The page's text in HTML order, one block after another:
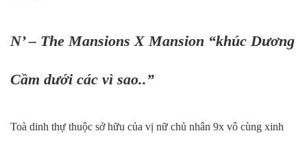
N’ – The Mansions X Mansion “khúc Dương
Cầm dưới các vì sao..”
Toà dinh thự thuộc sở hữu của vị nữ chủ nhân 9x vô cùng xinh